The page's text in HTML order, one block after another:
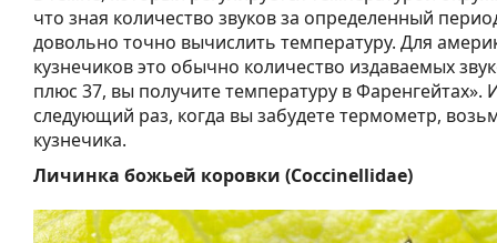
что зная количество звуков за определенный
довольно точно вычислить температуру. Для
кузнечиков это обычно количество издаваемых
плюс 37, вы получите температуру в Фаренгейтах».
следующий раз, когда вы забудете термометр,
кузнечика.
Личинка божьей коровки (Coccinellidae)